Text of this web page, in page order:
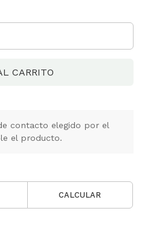
CARRITO
contacto elegido por el
el producto.
CALCULAR